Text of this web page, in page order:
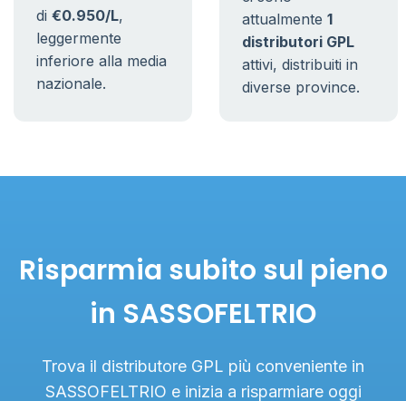
di €0.950/L,
leggermente
inferiore alla media
nazionale.
attualmente 1
distributori GPL
attivi, distribuiti in
diverse province.
Risparmia subito sul pieno
in SASSOFELTRIO
Trova il distributore GPL più conveniente in
SASSOFELTRIO e inizia a risparmiare oggi